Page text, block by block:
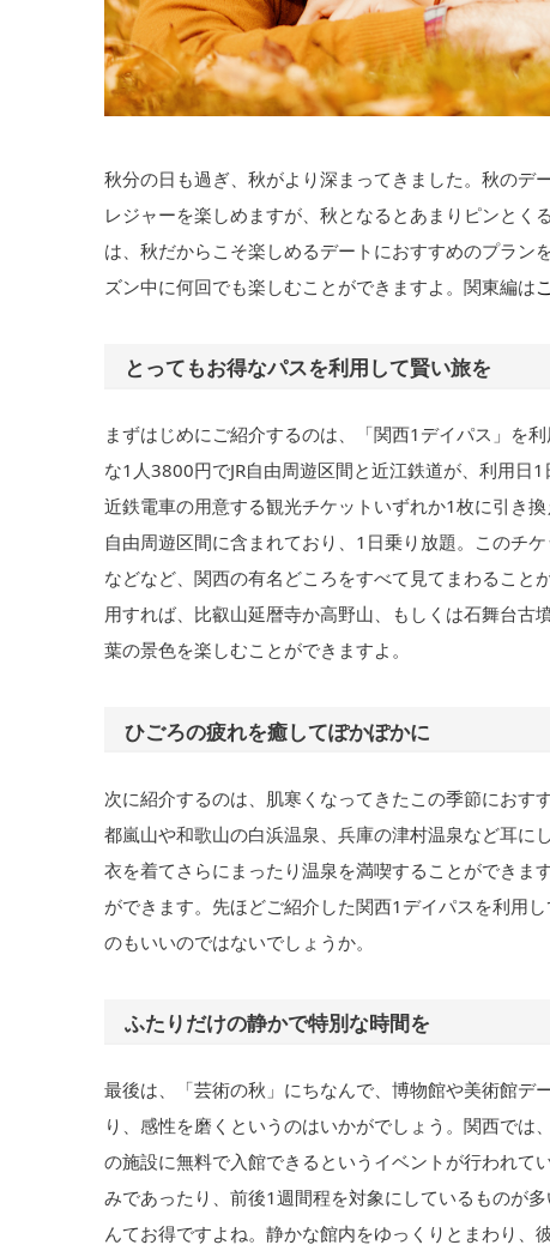
秋分の日も過ぎ、秋がより深まってきました。秋のデ
レジャーを楽しめますが、秋となるとあまりピンと
は、秋だからこそ楽しめるデートにおすすめのプラ
ズン中に何回でも楽しむことができますよ。関東編は
とってもお得なパスを利用して賢い旅を
まずはじめにご紹介するのは、「関西1デイパス」を
な1人3800円でJR自由周遊区間と近江鉄道が、利用日
近鉄電車の用意する観光チケットいずれか1枚に引き
自由周遊区間に含まれており、1日乗り放題。このチ
などなど、関西の有名どころをすべて見てまわるこ
用すれば、比叡山延暦寺か高野山、もしくは石舞台
葉の景色を楽しむことができますよ。
ひごろの疲れを癒してぽかぽかに
次に紹介するのは、肌寒くなってきたこの季節にお
都嵐山や和歌山の白浜温泉、兵庫の津村温泉など耳に
衣を着てさらにまったり温泉を満喫することができま
ができます。先ほどご紹介した関西1デイパスを利用
のもいいのではないでしょうか。
ふたりだけの静かで特別な時間を
最後は、「芸術の秋」にちなんで、博物館や美術館デ
り、感性を磨くというのはいかがでしょう。関西で
の施設に無料で入館できるというイベントが行われ
みであったり、前後1週間程を対象にしているものが
んてお得ですよね。静かな館内をゆっくりとまわり、